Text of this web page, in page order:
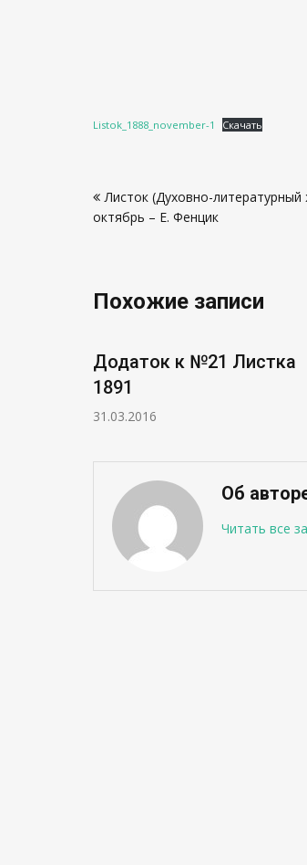
Listok_1888_november-1 Скачать
поЛисток (Духовно-литературный
октябрь – Е. Фенцик
Похожие записи
Додаток к №21 Листка
1891
31.03.2016
Об
Читать все